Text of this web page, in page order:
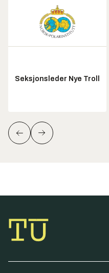
Seksjonsleder Nye Troll